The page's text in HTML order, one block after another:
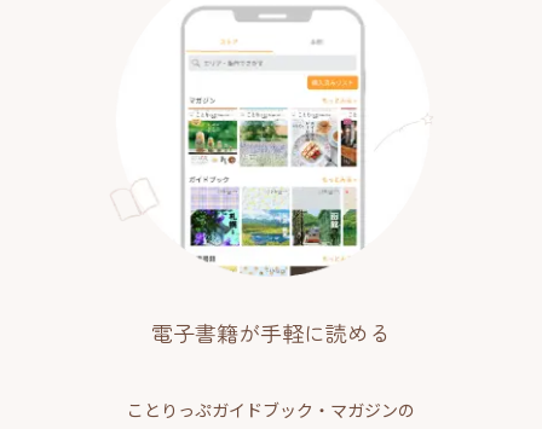
電子書籍が手軽に読める
ことりっぷガイドブック・マガジンの